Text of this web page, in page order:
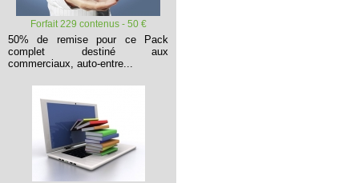
Forfait 229 contenus - 50 €
50% de remise pour ce Pack
complet destiné aux
commerciaux, auto-entre...